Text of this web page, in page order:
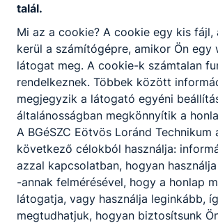
Iskolánk Ünnepi műsort szervez
tiszteletére
Megjelenés alkalomhoz illően - fehér
Szalagavató ÜNNEPSÉG
2022. január 7.
Időpont: 2022. jan. 7. 17:00- 2022.
talál.
Mi az a cookie? A cookie egy kis fájl,
kerül a számítógépre, amikor Ön egy
látogat meg. A cookie-k számtalan
rendelkeznek. Többek között
megjegyzik a látogató egyéni
általánosságban megkönnyítik a
A BGéSZC Eötvös Loránd
következő célokból használja:
azzal kapcsolatban, hogyan
-annak felmérésével, hogy a honlap
látogatja, vagy használja leginkább,
megtudhatjuk, hogyan biztosítsunk